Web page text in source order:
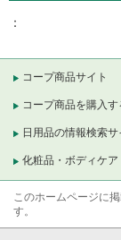
コープ商品サイト
コープ商品を購入す
日用品の情報検索
化粧品・ボディケ
このホームページに
す。